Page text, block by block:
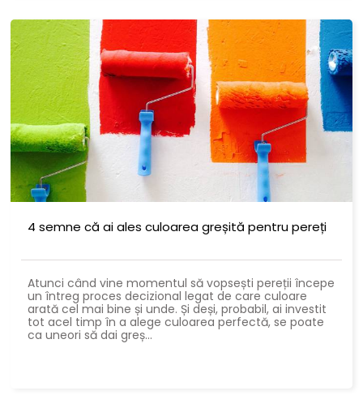
4 semne că ai ales culoarea greșită pentru pereți
Atunci când vine momentul să vopsești pereții începe
un întreg proces decizional legat de care culoare
arată cel mai bine și unde. Și deși, probabil, ai investit
tot acel timp în a alege culoarea perfectă, se poate
ca uneori să dai greș...